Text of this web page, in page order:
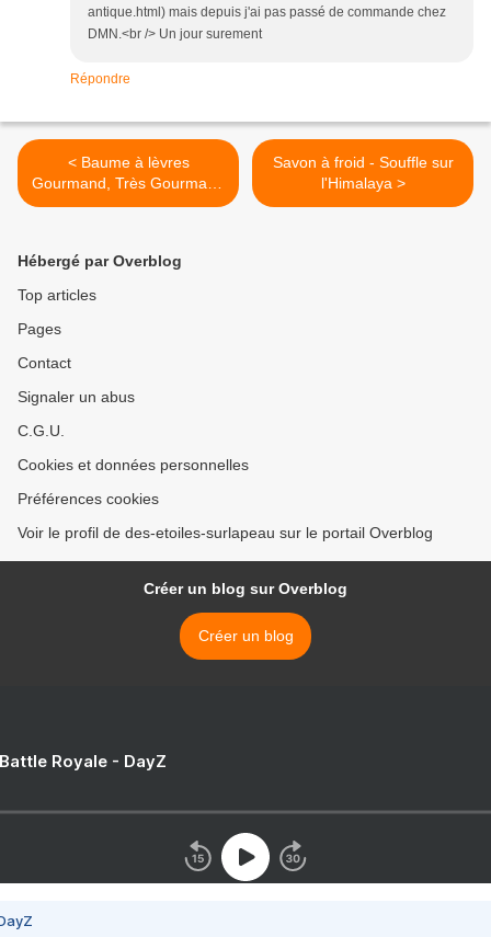
antique.html) mais depuis j'ai pas passé de commande chez
DMN.<br /> Un jour surement
Répondre
< Baume à lèvres
Gourmand, Très Gourmand
- Karité, Cacao et cire
Savon à froid - Souffle sur
l'Himalaya >
Hébergé par Overblog
Top articles
Pages
Contact
Signaler un abus
C.G.U.
Cookies et données personnelles
Préférences cookies
Voir le profil de des-etoiles-surlapeau sur le portail Overblog
Créer un blog sur Overblog
Créer un blog
Royale - DayZ